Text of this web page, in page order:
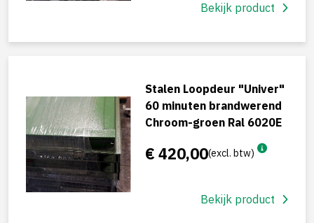
Bekijk product
Stalen Loopdeur "Univer"
60 minuten brandwerend
Chroom-groen Ral 6020E
€ 420,00(excl. btw)
Bekijk product